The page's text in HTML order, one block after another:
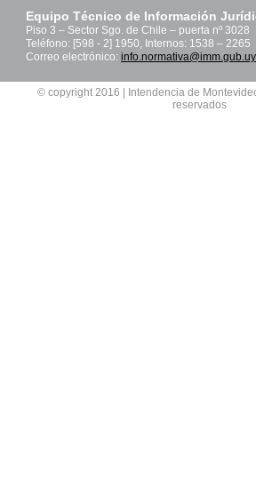
Equipo Técnico de Información
Piso 3 – Sector Sgo. de Chile – puerta nº 3028
Teléfono: [598 - 2] 1950, Internos: 1538 – 2265
Correo electrónico: info.normativa@imm.gub.uy
© copyright 2016 | Intendencia de
reservados